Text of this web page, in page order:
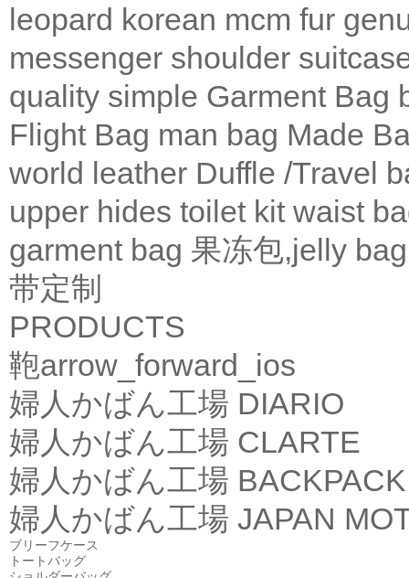
leopard korean mcm fur
messenger shoulder
quality simple Garment Bag
Flight Bag man bag Made
world leather Duffle /Travel
upper hides toilet kit waist
garment bag 果冻包,jelly bag
带定制
PRODUCTS
鞄arrow_forward_ios
婦人かばん工場 DIARIO
婦人かばん工場 CLARTE
婦人かばん工場 BACKPACK
婦人かばん工場 JAPAN
ブリーフケース
トートバッグ